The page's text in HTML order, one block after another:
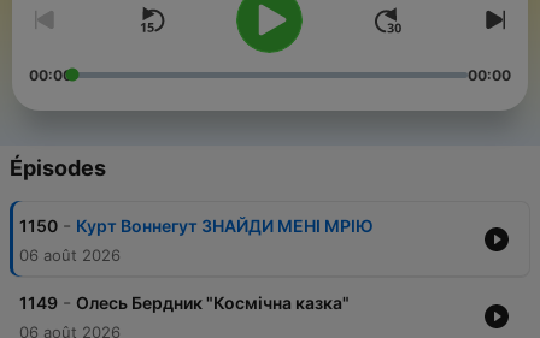
00:00 00:00
Épisodes
1150 - Курт Воннегут ЗНАЙДИ МЕНІ МРІЮ
06 août 2026
1149 - Олесь Бердник "Космічна казка"
06 août 2026